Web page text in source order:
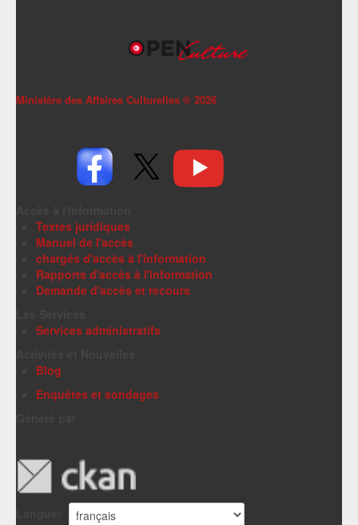
Ministère des Affaires Culturelles © 2026
Textes juridiques
Manuel de l'accès
chargés d'accès à l'information
Rapports d'accès à l'information
Demande d'accès et recours
Services administratifs
Blog
Enquêtes et sondages